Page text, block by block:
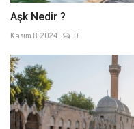
Aşk Nedir ?
Kasım 8, 2024 0